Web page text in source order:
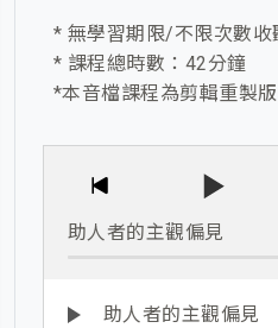
* 無學習期限/不限次數收
* 課程總時數：42分鐘
*本音檔課程為剪輯重製
助人者的主觀偏見
助人者的主觀偏見